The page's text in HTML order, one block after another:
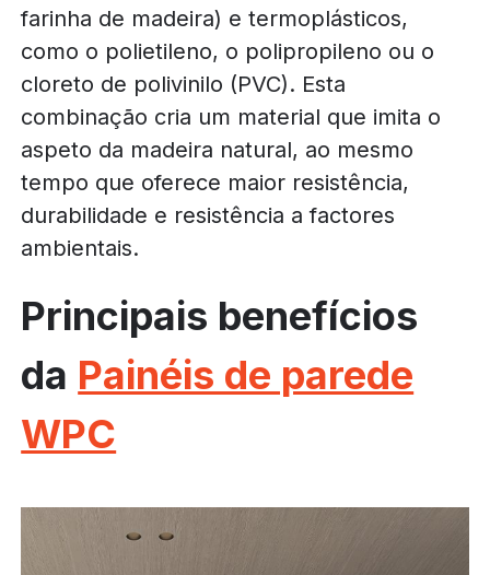
farinha de madeira) e termoplásticos,
como o polietileno, o polipropileno ou o
cloreto de polivinilo (PVC). Esta
combinação cria um material que imita o
aspeto da madeira natural, ao mesmo
tempo que oferece maior resistência,
durabilidade e resistência a factores
ambientais.
Principais benefícios
da Painéis de parede
WPC